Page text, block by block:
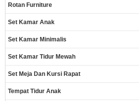
Rotan Furniture
Set Kamar Anak
Set Kamar Minimalis
Set Kamar Tidur Mewah
Set Meja Dan Kursi Rapat
Tempat Tidur Anak